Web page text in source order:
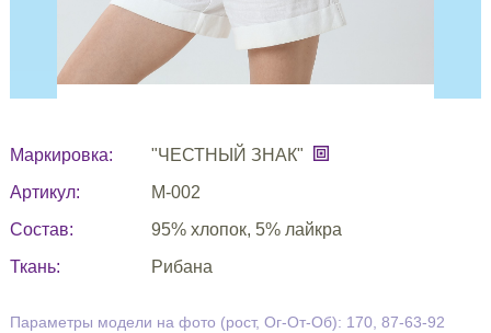
Маркировка:
"ЧЕСТНЫЙ ЗНАК"
Артикул:
М-002
Состав:
95% хлопок, 5% лайкра
Ткань:
Рибана
Параметры модели на фото (рост, Ог-От-Об): 170, 87-63-92